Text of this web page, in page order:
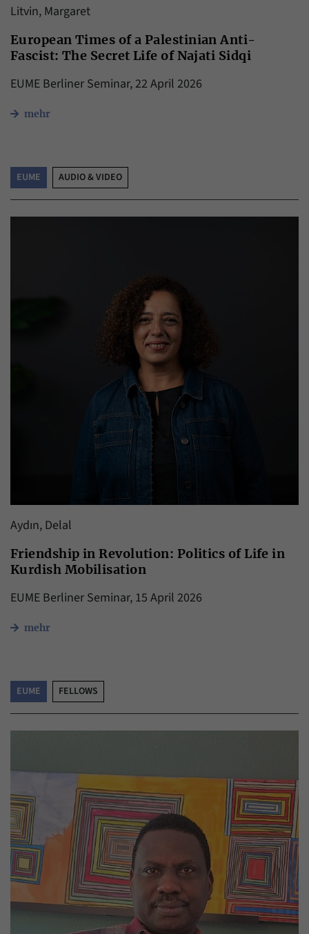
Litvin, Margaret
European Times of a Palestinian Anti-
Fascist: The Secret Life of Najati Sidqi
EUME Berliner Seminar, 22 April 2026
mehr
EUME AUDIO & VIDEO
Aydın, Delal
Friendship in Revolution: Politics of Life in
Kurdish Mobilisation
EUME Berliner Seminar, 15 April 2026
mehr
EUME FELLOWS